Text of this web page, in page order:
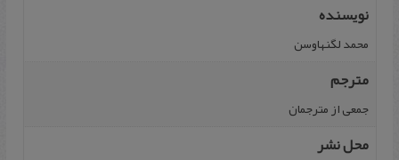
نویسنده
م‍ح‍م‍د ل‍گ‍ن‍ه‍اوس‍ن
مترجم
ج‍م‍ع‍ی‌ از م‍ت‍رج‍م‍ان‌
محل نشر